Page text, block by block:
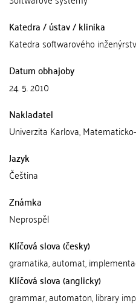
Katedra / ústav / klinika
Katedra softwarového
Datum obhajoby
24. 5. 2010
Nakladatel
Univerzita Karlova,
Jazyk
Čeština
Známka
Neprospěl
Klíčová slova (česky)
gramatika, automat,
Klíčová slova (anglicky)
grammar, automaton, library